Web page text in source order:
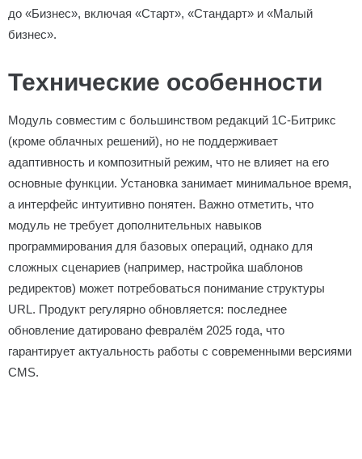
до «Бизнес», включая «Старт», «Стандарт» и «Малый
бизнес».
Технические особенности
Модуль совместим с большинством редакций 1С-Битрикс
(кроме облачных решений), но не поддерживает
адаптивность и композитный режим, что не влияет на его
основные функции. Установка занимает минимальное время,
а интерфейс интуитивно понятен. Важно отметить, что
модуль не требует дополнительных навыков
программирования для базовых операций, однако для
сложных сценариев (например, настройка шаблонов
редиректов) может потребоваться понимание структуры
URL. Продукт регулярно обновляется: последнее
обновление датировано февралём 2025 года, что
гарантирует актуальность работы с современными версиями
CMS.